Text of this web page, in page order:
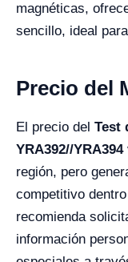
magnéticas,
sencillo, ideal
Precio del
El precio del Test
YRA392//YRA394
región, pero
competitivo
recomienda
información